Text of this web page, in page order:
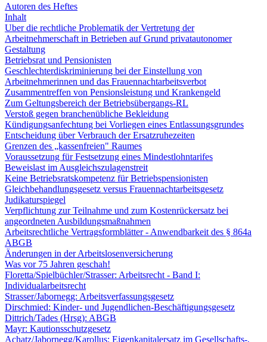
Autoren des Heftes
Inhalt
Uber die rechtliche Problematik der Vertretung der
Arbeitnehmerschaft in Betrieben auf Grund privatautonomer
Gestaltung
Betriebsrat und Pensionisten
Geschlechterdiskriminierung bei der Einstellung von
Arbeitnehmerinnen und das Frauennachtarbeitsverbot
Zusammentreffen von Pensionsleistung und Krankengeld
Zum Geltungsbereich der Betriebsübergangs-RL
Verstoß gegen branchenübliche Bekleidung
Kündigungsanfechtung bei Vorliegen eines Entlassungsgrundes
Entscheidung über Verbrauch der Ersatzruhezeiten
Grenzen des „kassenfreien" Raumes
Voraussetzung für Festsetzung eines Mindestlohntarifes
Beweislast im Ausgleichszulagenstreit
Keine Betriebsratskompetenz für Betriebspensionisten
Gleichbehandlungsgesetz versus Frauennachtarbeitsgesetz
Judikaturspiegel
Verpflichtung zur Teilnahme und zum Kostenrückersatz bei
angeordneten Ausbildungsmaßnahmen
Arbeitsrechtliche Vertragsformblätter - Anwendbarkeit des § 864a
ABGB
Änderungen in der Arbeitslosenversicherung
Was vor 75 Jahren geschah!
Floretta/Spielbüchler/Strasser: Arbeitsrecht - Band I:
Individualarbeitsrecht
Strasser/Jabornegg: Arbeitsverfassungsgesetz
Dirschmied: Kinder- und Jugendlichen-Beschäftigungsgesetz
Dittrich/Tades (Hrsg): ABGB
Mayr: Kautionsschutzgesetz
Achatz/Jabornegg/Karollus: Eigenkapitalersatz im Gesellschafts-,